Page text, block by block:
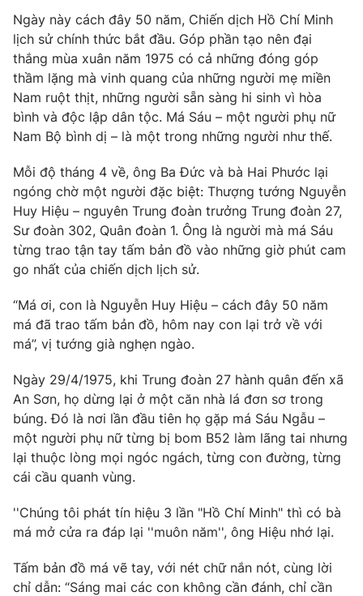
Thế giới đó đây
Câu chuyện quốc tế
Tài chính
Thị trường
Góc doanh nghiệp
Dữ liệu và đời sống
Truyền hình
Phim VTV
Hậu trường
Nhân vật
Khán giả
Giải sao mai
Giải trí
Điện ảnh
Âm nhạc
Sao
Đời sống
Du lịch
Làm đẹp
Giáo dục
Tuyển sinh
Học trực tuyến
Hitech Công nghệ tương lai
Sản phẩm
Thị trường
Tư vấn
Giao lưu trực tuyến
Lịch phát sóng
Chuyên mục khác
Emagazine Podcast
Photo Infographic
Video Shorts video
Ngày này cách đây 50 năm, Chiến dịch Hồ Chí Minh
lịch sử chính thức bắt đầu. Góp phần tạo nên đại
thắng mùa xuân năm 1975 có cả những đóng góp
thầm lặng mà vinh quang của những người mẹ miền
Nam ruột thịt, những người sẵn sàng hi sinh vì hòa
bình và độc lập dân tộc. Má Sáu – một người phụ nữ
Nam Bộ bình dị – là một trong những người như thế.
Mỗi độ tháng 4 về, ông Ba Đức và bà Hai Phước lại
ngóng chờ một người đặc biệt: Thượng tướng Nguyễn
Huy Hiệu – nguyên Trung đoàn trưởng Trung đoàn 27,
Sư đoàn 302, Quân đoàn 1. Ông là người mà má Sáu
từng trao tận tay tấm bản đồ vào những giờ phút cam
go nhất của chiến dịch lịch sử.
“Má ơi, con là Nguyễn Huy Hiệu – cách đây 50 năm
má đã trao tấm bản đồ, hôm nay con lại trở về với
má”, vị tướng già nghẹn ngào.
Ngày 29/4/1975, khi Trung đoàn 27 hành quân đến xã
An Sơn, họ dừng lại ở một căn nhà lá đơn sơ trong
búng. Đó là nơi lần đầu tiên họ gặp má Sáu Ngẫu –
một người phụ nữ từng bị bom B52 làm lãng tai nhưng
lại thuộc lòng mọi ngóc ngách, từng con đường, từng
cái cầu quanh vùng.
''Chúng tôi phát tín hiệu 3 lần "Hồ Chí Minh" thì có bà
má mở cửa ra đáp lại ''muôn năm'', ông Hiệu nhớ lại.
Tấm bản đồ má vẽ tay, với nét chữ nắn nót, cùng lời
chỉ dẫn: “Sáng mai các con không cần đánh, chỉ cần